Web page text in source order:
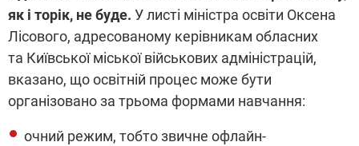
як і торік, не буде. У листі міністра освіти Оксена
Лісового, адресованому керівникам обласних
та Київської міської військових адміністрацій,
вказано, що освітній процес може бути
організовано за трьома формами навчання:
очний режим, тобто звичне офлайн-